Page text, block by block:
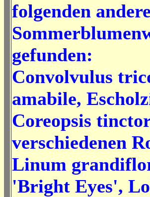
folgenden
gefunden:
Convolvulus
amabile,
Coreopsis
verschiedenen
Linum
'Bright Eyes',